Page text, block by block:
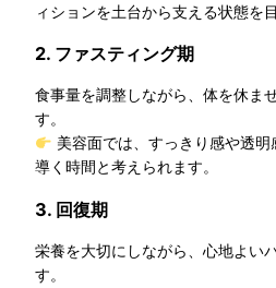
ィションを土台から支える状態を
2. ファスティング期
食事量を調整しながら、体を休ま
す。
美容面では、すっきり感や透
導く時間と考えられます。
3. 回復期
栄養を大切にしながら、心地よい
す。